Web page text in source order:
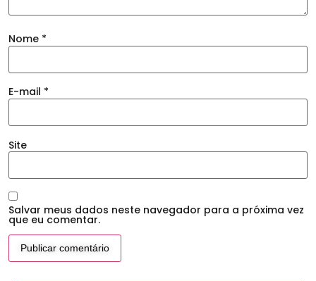
Nome *
E-mail *
Site
Salvar meus dados neste navegador para a próxima vez
que eu comentar.